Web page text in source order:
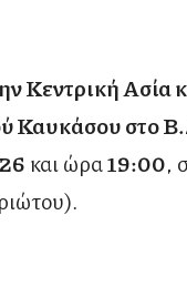
Κεντρική Ασία
Καυκάσου στο
και ώρα19:00,